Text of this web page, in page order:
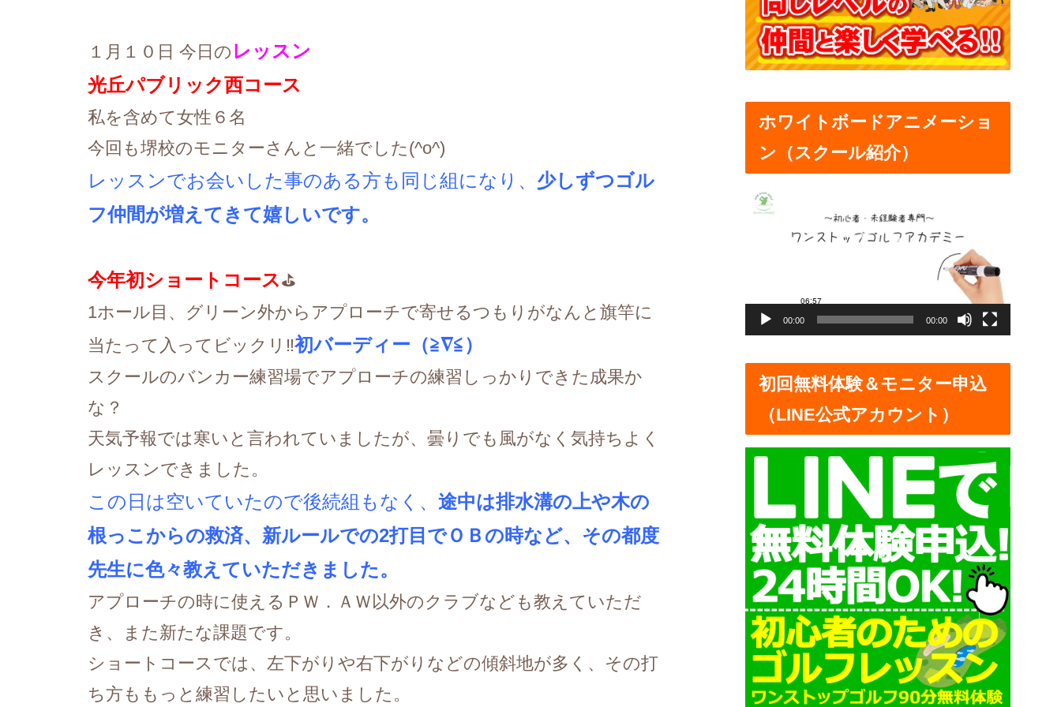
１月１０日 今日の レッスン
光丘パブリック西コース
私を含めて女性６名
今回も堺校のモニターさんと一緒でした(^o^)
レッスンでお会いした事のある方も同じ組になり 、 少しずつゴル
フ仲間が増えてきて嬉しいです。
今年初ショートコース⛳️
1ホール目、グリーン外からアプローチで寄せるつもりがなんと旗竿に
当たって入ってビックリ‼️初バーディー（≧∇≦）
スクールのバンカー練習場でアプローチの練習しっかりできた成果か
な？
天気予報では寒いと言われていましたが、曇りでも風がなく気持ちよく
レッスンできました。
この日は空いていたので後続組もなく、 途中は排水溝の上や木の
根っこからの救済、新ルールでの2打目でＯＢの時など、その都度
先生に色々教えていただきました。
アプローチの時に使えるＰＷ．ＡＷ以外のクラブなども教えていただ
き、また新たな課題です。
ショートコースでは、左下がりや右下がりなどの傾斜地が多く、その打
ち方ももっと練習したいと思いました。
ホワイトボードアニメーショ
ン（スクール紹介）
動
ー
ヤ
ー
00:00 00:00
初回無料体験＆モニター申込
（LINE公式アカウント）